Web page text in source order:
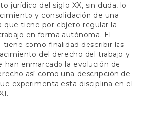
jurídico del siglo XX, sin duda, lo
y consolidación de una
que tiene por objeto regular la
en forma autónoma. El
como finalidad describir las
del derecho del trabajo y
han enmarcado la evolución de
así como una descripción de
experimenta esta disciplina en el